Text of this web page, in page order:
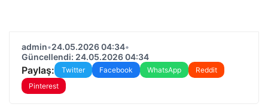
admin•24.05.2026 04:34•
Güncellendi: 24.05.2026 04:34
Paylaş: Twitter Facebook WhatsApp
Reddit
Pinterest